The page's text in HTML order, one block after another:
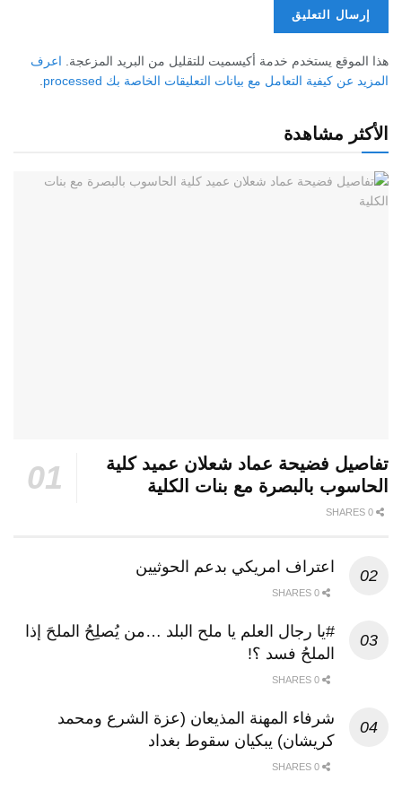
هذا الموقع يستخدم خدمة أكيسميت للتقليل من البريد المزعجة. اعرف
المزيد عن كيفية التعامل مع بيانات التعليقات الخاصة بك processed
.
الأكثر مشاهدة
تفاصيل فضيحة عماد شعلان عميد كلية
الحاسوب بالبصرة مع بنات الكلية
اعتراف امريكي بدعم الحوثيين
#يا رجال العلم يا ملح البلد …من يُصلِحُ الملحَ إذا
الملحُ فسد ؟!
شرفاء المهنة المذيعان (عزة الشرع ومحمد
كريشان) يبكيان سقوط بغداد